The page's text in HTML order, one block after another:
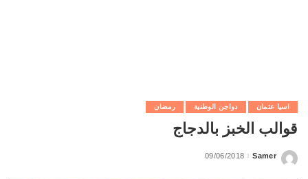
اسيا عثمان دواجن الوطنية رمضان
قوالب الخبز بالدجاج
Posted
Samer
09/06/2018